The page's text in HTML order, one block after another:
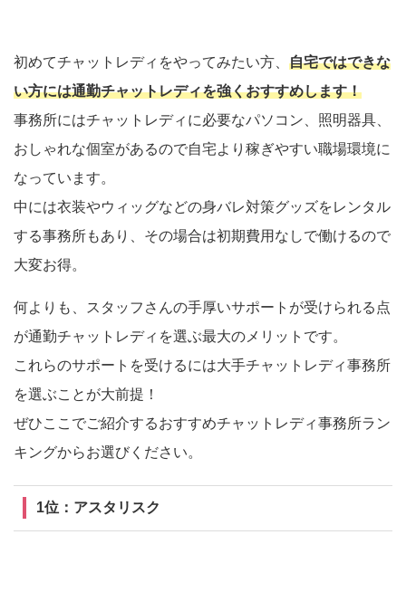
初めてチャットレディをやってみたい方、 自宅ではできな
い方には通勤チャットレディを強くおすすめします！
事務所にはチャットレディに必要なパソコン、照明器具、
おしゃれな個室があるので自宅より稼ぎやすい職場環境に
なっています。
中には衣装やウィッグなどの身バレ対策グッズをレンタル
する事務所もあり、その場合は初期費用なしで働けるので
大変お得。
何よりも、スタッフさんの手厚いサポートが受けられる点
が通勤チャットレディを選ぶ最大のメリットです。
これらのサポートを受けるには大手チャットレディ事務所
を選ぶことが大前提！
ぜひここでご紹介するおすすめチャットレディ事務所ラン
キングからお選びください。
1位：アスタリスク